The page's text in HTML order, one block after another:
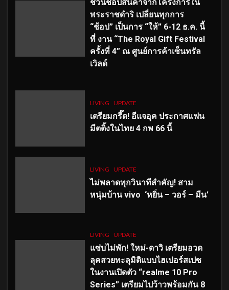
ชวนช้อปสินค้าจากโครงการใน
พระราชดำริ เปลี่ยนทุกการ
“ช้อป” เป็นการ “ให้” 6-12 ธ.ค. นี้
ที่ งาน “The Royal Gift Festival
ครั้งที่ 4” ณ ศูนย์การค้าเซ็นทรัล
เวิลด์
LIVING UPDATE
เตรียมกรี๊ด! อีแจอุค ประกาศแฟน
มีตติ้งในไทย 4 กพ 66 นี้
LIVING UPDATE
ไม่พลาดทุกวินาทีสำคัญ! สาม
หนุ่มบ้าน vivo ‘หยิ่น – วอร์ – มีน’
LIVING UPDATE
แซ่บไม่พัก! ใหม่-ดาวิ เตรียมอวด
ลุคสวยทะลุมิติแบบไฮเปอร์สเปซ
ในงานเปิดตัว “realme 10 Pro
Series” เตรียมไปว้าวพร้อมกัน 8